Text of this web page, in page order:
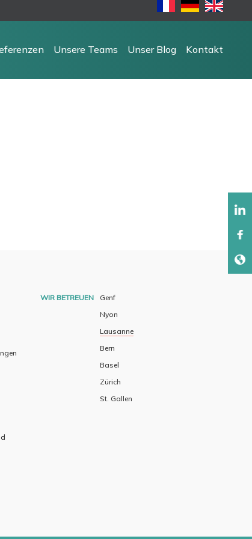
Unsere Teams Unser Blog Kontakt
WIR BETREUEN
Genf
Nyon
Lausanne
Bern
Basel
Zürich
St. Gallen